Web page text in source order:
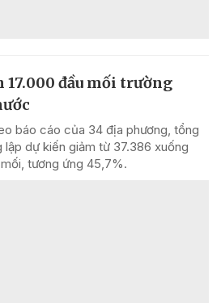
đầu mối trường
báo cáo của 34 địa phương, tổng
dự kiến giảm từ 37.386 xuống
mối, tương ứng 45,7%.